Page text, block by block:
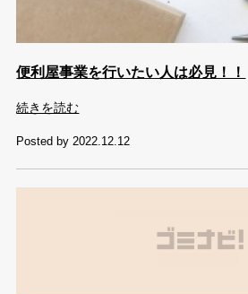
便利屋事業を行いたい人は必見！！
続きを読む
Posted by 2022.12.12